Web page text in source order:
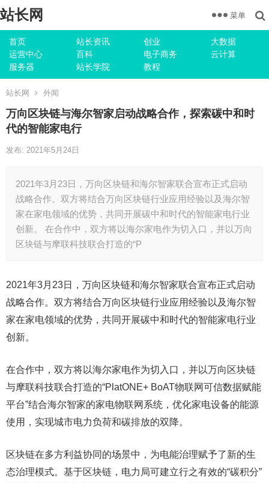
站长网
首页 站长资讯 创业
大数据
运营中心
百科 电子商务
云计算
服务器
站长学院 教程
菜单
站长网 外闻
万向区块链与海尔智家启动战略合作，探索碳中和时
代的智能家电行
发布: 2021年5月24日
2021年3月23日，万向区块链和海尔智家联合宣布正式启动
战略合作。双方将结合万向区块链行业应用经验以及海尔智
家在家电领域的优势，共同开展碳中和时代的智能家电行业
创新。 在合作中，双方将以海尔家电作为切入口，并以万向
区块链与摩联科技联合打造的“P
2021年3月23日，万向区块链和海尔智家联合宣布正式启动
战略合作。双方将结合万向区块链行业应用经验以及海尔智
家在家电领域的优势，共同开展碳中和时代的智能家电行业
创新。
在合作中，双方将以海尔家电作为切入口，并以万向区块链
与摩联科技联合打造的“PlatONE+ BoAT物联网可信数据赋能
平台”结合海尔智家的家电物联网系统，优化家电设备的能源
使用，实现城市电力负荷和碳排放的双降。
区块链在多方利益协同的场景中，为电能治理赋予了新的生
态治理模式。基于区块链，电力局可建立行之有效的“碳积分”